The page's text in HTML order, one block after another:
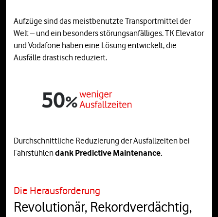
Aufzüge sind das meistbenutzte Transportmittel der
Welt – und ein besonders störungsanfälliges. TK Elevator
und Vodafone haben eine Lösung entwickelt, die
Ausfälle drastisch reduziert.
Durchschnittliche Reduzierung der Ausfallzeiten bei
Fahrstühlendank Predictive Maintenance.
Die Herausforderung
Revolutionär, Rekordverdächtig,